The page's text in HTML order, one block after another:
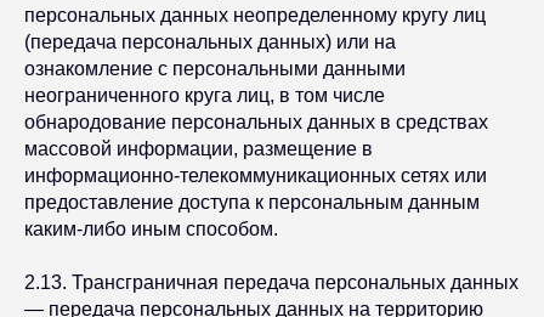
персональных данных неопределенному кругу лиц
(передача персональных данных) или на
ознакомление с персональными данными
неограниченного круга лиц, в том числе
обнародование персональных данных в средствах
массовой информации, размещение в
информационно-телекоммуникационных сетях или
предоставление доступа к персональным данным
каким-либо иным способом.
2.13. Трансграничная передача персональных данных
— передача персональных данных на территорию